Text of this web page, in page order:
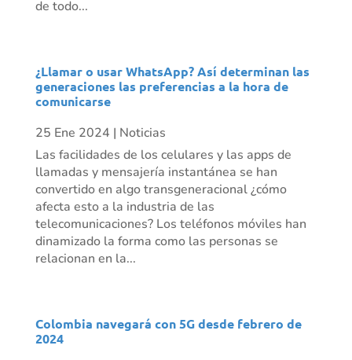
de todo...
¿Llamar o usar WhatsApp? Así determinan las
generaciones las preferencias a la hora de
comunicarse
25 Ene 2024 | Noticias
Las facilidades de los celulares y las apps de
llamadas y mensajería instantánea se han
convertido en algo transgeneracional ¿cómo
afecta esto a la industria de las
telecomunicaciones? Los teléfonos móviles han
dinamizado la forma como las personas se
relacionan en la...
Colombia navegará con 5G desde febrero de
2024